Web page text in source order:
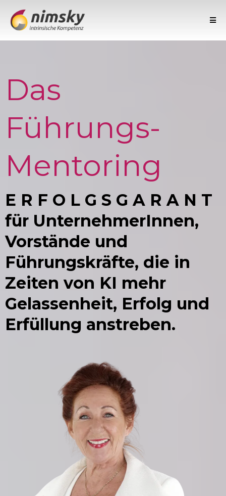
Das
Führungs-
Mentoring
E R F O L G S G A R A N T
für UnternehmerInnen,
Vorstände und
Führungskräfte, die in
Zeiten von KI mehr
Gelassenheit, Erfolg und
Erfüllung anstreben.